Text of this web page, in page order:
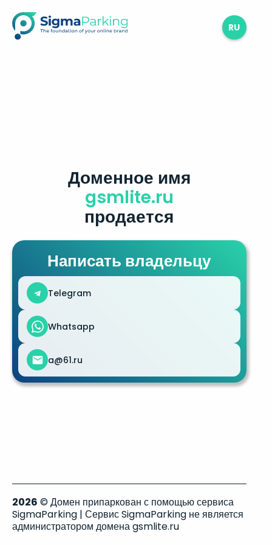
RU
Доменное имя
gsmlite.ru
продается
Написать владельцу
Telegram
Whatsapp
a@61.ru
2026 © Домен припаркован с помощью сервиса
SigmaParking | Сервис SigmaParking не является
администратором домена gsmlite.ru